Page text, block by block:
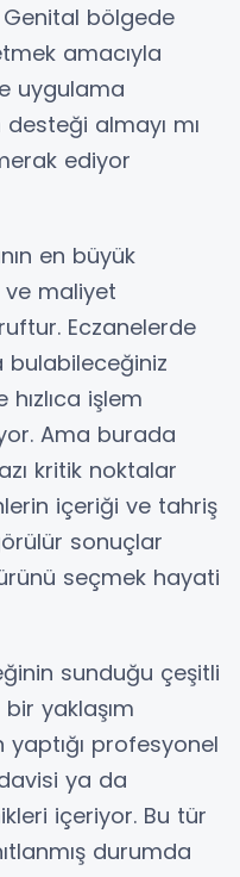
bölgede
amacıyla
uygulama
almayı mı
ediyor
en büyük
ve maliyet
Eczanelerde
işlem
Ama burada
kritik noktalar
içeriği ve tahriş
sonuçlar
seçmek hayati
sunduğu çeşitli
yaklaşım
profesyonel
ya da
içeriyor. Bu tür
durumda